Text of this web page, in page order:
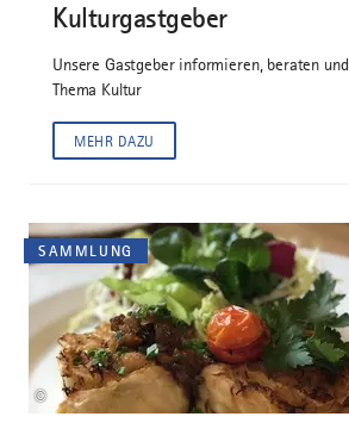
Kulturgastgeber
Unsere Gastgeber informieren, beraten
Thema Kultur
MEHR DAZU
SAMMLUNG
©